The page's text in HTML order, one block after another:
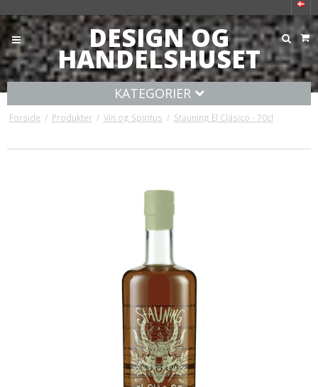
DESIGN OG
HANDELSHUSET
KATEGORIER
Forside / Produkter / Vin og Spiritus / Stauning El Clásico - 70cl